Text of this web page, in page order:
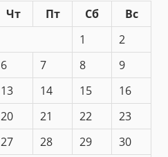
Чт Пт Сб
Вс
1
2
6 7 8
9
13 14 15
16
20 21 22
23
27 28 29
30